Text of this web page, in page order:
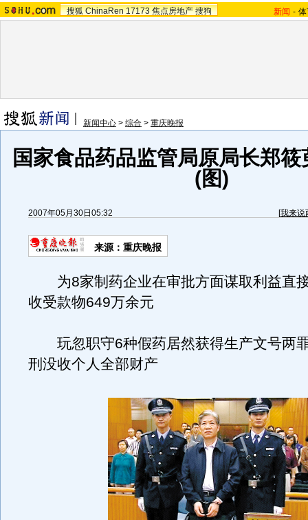
搜狐 ChinaRen 17173 焦点房地产 搜狗 新闻 -
新闻中心 > 综合 > 重庆晚报
国家食品药品监管局原局长郑
(图)
2007年05月30日05:32 [我来说
来源：重庆晚报
为8家制药企业在审批方面谋取利益直
收受款物649万余元
玩忽职守6种假药居然获得生产文号两
刑没收个人全部财产